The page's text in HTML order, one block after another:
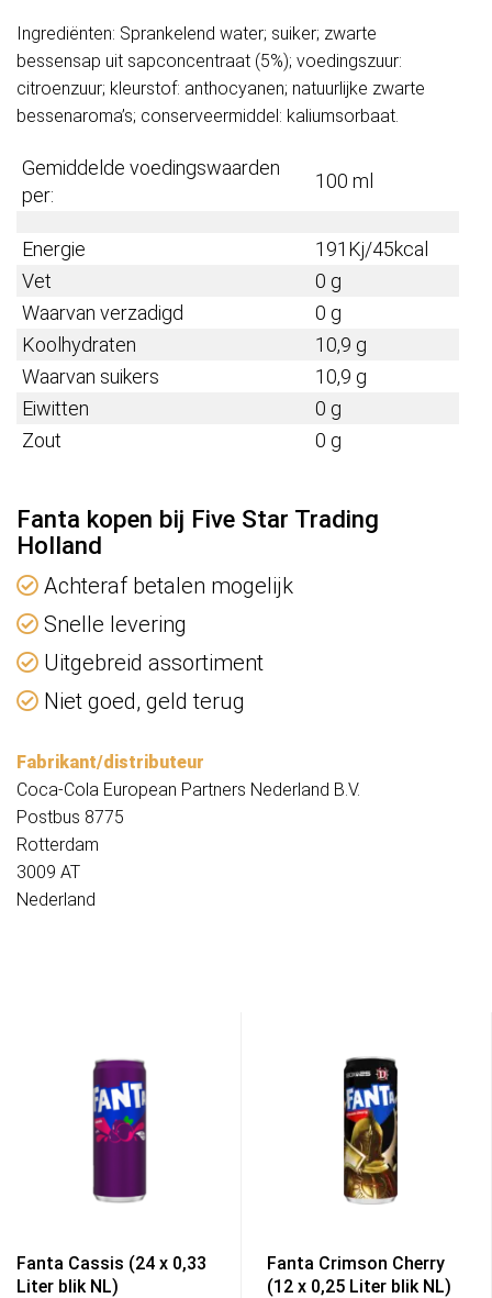
Ingrediënten: Sprankelend water; suiker; zwarte
bessensap uit sapconcentraat (5%); voedingszuur:
citroenzuur; kleurstof: anthocyanen; natuurlijke zwarte
bessenaroma’s; conserveermiddel: kaliumsorbaat.
Gemiddelde voedingswaarden
per:
100 ml
Energie
191Kj/45kcal
Vet
0 g
Waarvan verzadigd
0 g
Koolhydraten
10,9 g
Waarvan suikers
10,9 g
Eiwitten
0 g
Zout
0 g
Fanta kopen bij Five Star Trading
Holland
Achteraf betalen mogelijk
Snelle levering
Uitgebreid assortiment
Niet goed, geld terug
Fabrikant/distributeur
Coca-Cola European Partners Nederland B.V.
Postbus 8775
Rotterdam
3009 AT
Nederland
Fanta Cassis (24 x 0,33
Liter blik NL)
Fanta Crimson Cherry
(12 x 0,25 Liter blik NL)